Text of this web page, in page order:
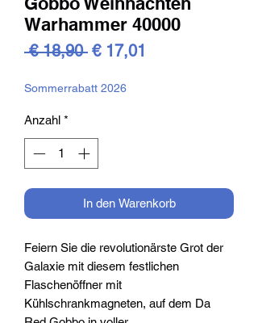
Warhammer 40000
€ 18,90 Standardpreis
€ 17,01
Sommerrabatt 2026
Anzahl *
In den Warenkorb
Feiern Sie die revolutionärste Grot der
Galaxie mit diesem festlichen
Flaschenöffner mit
Kühlschrankmagneten, auf dem Da